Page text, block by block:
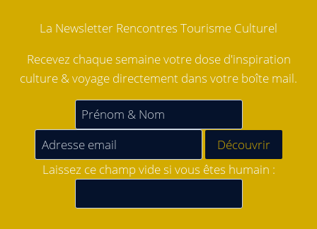
La Newsletter Rencontres Tourisme Culturel
Recevez chaque semaine votre dose d'inspiration
culture & voyage directement dans votre boîte mail.
Laissez ce champ vide si vous êtes humain :